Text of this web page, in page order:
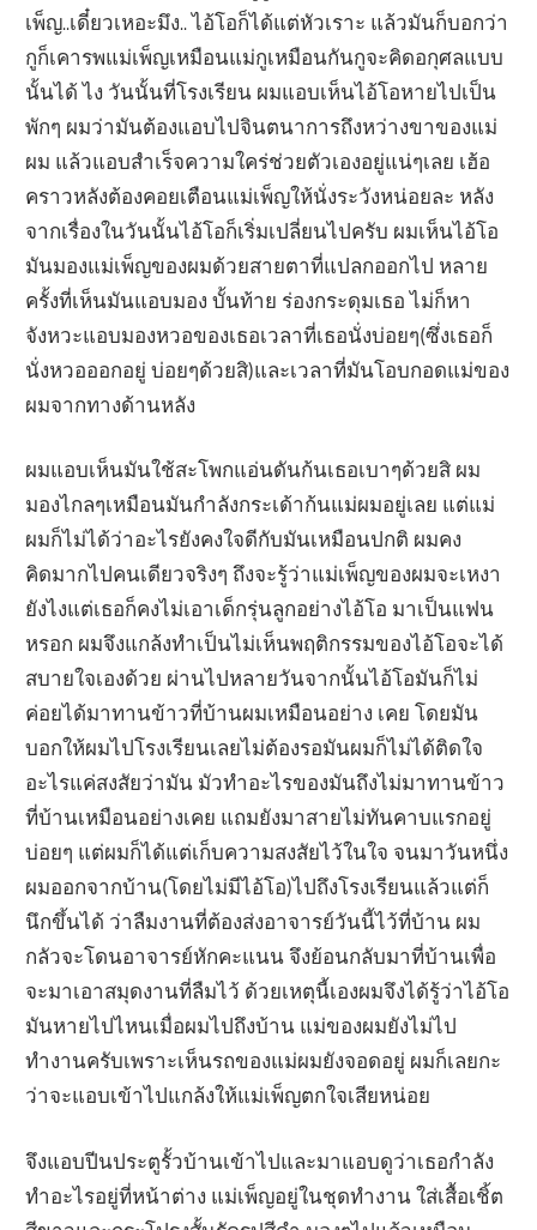
เพ็ญ..เดี๋ยวเหอะมึง.. ไอ้โอก็ได้แต่หัวเราะ แล้วมันก็บอกว่า
กูก็เคารพแม่เพ็ญเหมือนแม่กูเหมือนกันกูจะคิดอกุศลแบบ
นั้นได้ ไง วันนั้นที่โรงเรียน ผมแอบเห็นไอ้โอหายไปเป็น
พักๆ ผมว่ามันต้องแอบไปจินตนาการถึงหว่างขาของแม่
ผม แล้วแอบสำเร็จความใคร่ช่วยตัวเองอยู่แน่ๆเลย เฮ้อ
คราวหลังต้องคอยเตือนแม่เพ็ญให้นั่งระวังหน่อยละ หลัง
จากเรื่องในวันนั้นไอ้โอก็เริ่มเปลี่ยนไปครับ ผมเห็นไอ้โอ
มันมองแม่เพ็ญของผมด้วยสายตาที่แปลกออกไป หลาย
ครั้งที่เห็นมันแอบมอง บั้นท้าย ร่องกระดุมเธอ ไม่ก็หา
จังหวะแอบมองหวอของเธอเวลาที่เธอนั่งบ่อยๆ(ซึ่งเธอก็
นั่งหวอออกอยู่ บ่อยๆด้วยสิ)และเวลาที่มันโอบกอดแม่ของ
ผมจากทางด้านหลัง
ผมแอบเห็นมันใช้สะโพกแอ่นดันก้นเธอเบาๆด้วยสิ ผม
มองไกลๆเหมือนมันกำลังกระเด้าก้นแม่ผมอยู่เลย แต่แม่
ผมก็ไม่ได้ว่าอะไรยังคงใจดีกับมันเหมือนปกติ ผมคง
คิดมากไปคนเดียวจริงๆ ถึงจะรู้ว่าแม่เพ็ญของผมจะเหงา
ยังไงแต่เธอก็คงไม่เอาเด็กรุ่นลูกอย่างไอ้โอ มาเป็นแฟน
หรอก ผมจึงแกล้งทำเป็นไม่เห็นพฤติกรรมของไอ้โอจะได้
สบายใจเองด้วย ผ่านไปหลายวันจากนั้นไอ้โอมันก็ไม่
ค่อยได้มาทานข้าวที่บ้านผมเหมือนอย่าง เคย โดยมัน
บอกให้ผมไปโรงเรียนเลยไม่ต้องรอมันผมก็ไม่ได้ติดใจ
อะไรแค่สงสัยว่ามัน มัวทำอะไรของมันถึงไม่มาทานข้าว
ที่บ้านเหมือนอย่างเคย แถมยังมาสายไม่ทันคาบแรกอยู่
บ่อยๆ แต่ผมก็ได้แต่เก็บความสงสัยไว้ในใจ จนมาวันหนึ่ง
ผมออกจากบ้าน(โดยไม่มีไอ้โอ)ไปถึงโรงเรียนแล้วแต่ก็
นึกขึ้นได้ ว่าลืมงานที่ต้องส่งอาจารย์วันนี้ไว้ที่บ้าน ผม
กลัวจะโดนอาจารย์หักคะแนน จึงย้อนกลับมาที่บ้านเพื่อ
จะมาเอาสมุดงานที่ลืมไว้ ด้วยเหตุนี้เองผมจึงได้รู้ว่าไอ้โอ
มันหายไปไหนเมื่อผมไปถึงบ้าน แม่ของผมยังไม่ไป
ทำงานครับเพราะเห็นรถของแม่ผมยังจอดอยู่ ผมก็เลยกะ
ว่าจะแอบเข้าไปแกล้งให้แม่เพ็ญตกใจเสียหน่อย
จึงแอบปีนประตูรั้วบ้านเข้าไปและมาแอบดูว่าเธอกำลัง
ทำอะไรอยู่ที่หน้าต่าง แม่เพ็ญอยู่ในชุดทำงาน ใส่เสื้อเชิ้ต